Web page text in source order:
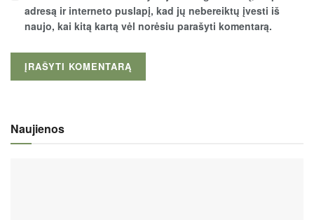
adresą ir interneto puslapį, kad jų nebereiktų įvesti iš
naujo, kai kitą kartą vėl norėsiu parašyti komentarą.
Naujienos